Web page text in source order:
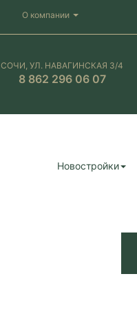
О компании
СОЧИ, УЛ. НАВАГИНСКАЯ 3/4
8 862 296 06 07
Новостройки